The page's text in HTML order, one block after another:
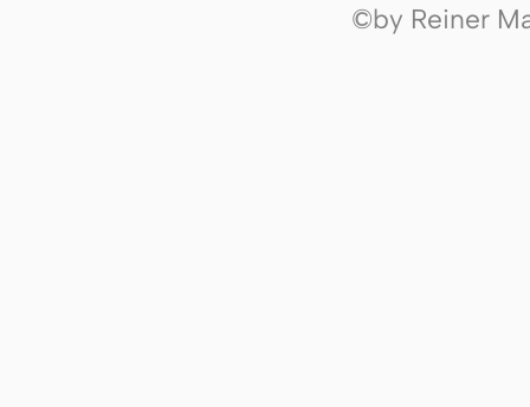
©by Reiner